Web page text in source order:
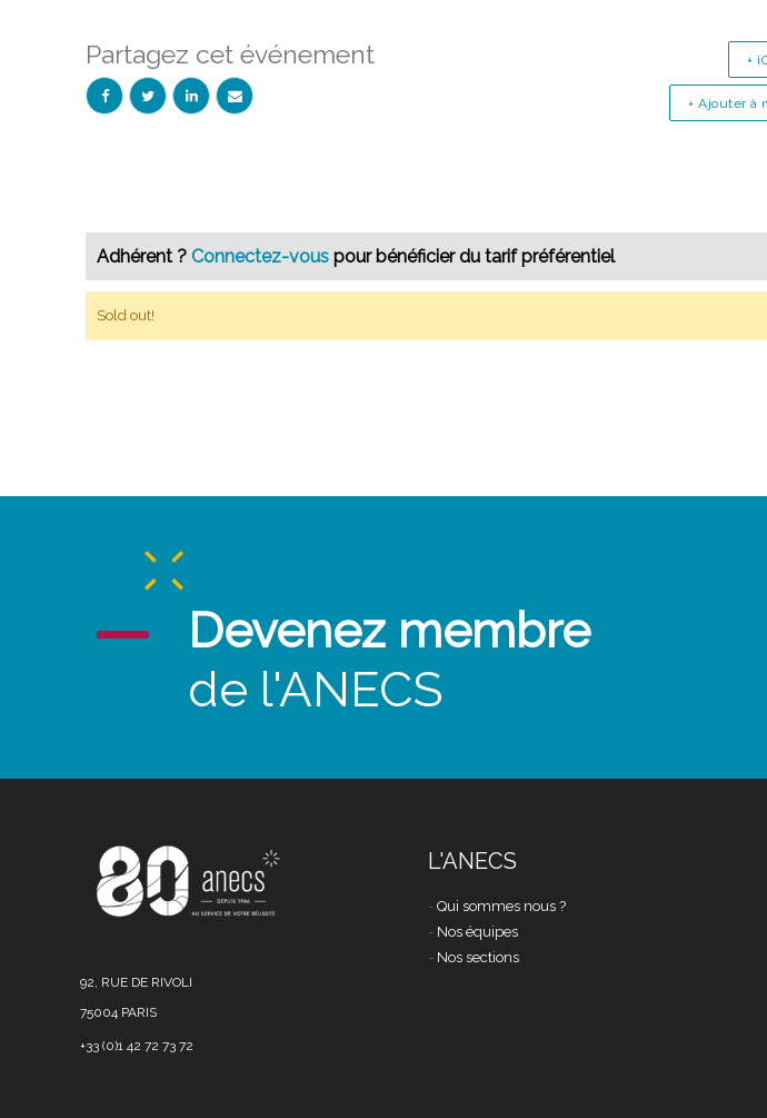
Partagez cet événement
+ Ajouter à
+
Adhérent ? Connectez-vous pour bénéficier du tarif préférentiel
Sold out!
Devenez membre
de l'ANECS
92, RUE DE RIVOLI
75004 PARIS
+33 (0)1 42 72 73 72
L'ANECS
Qui sommes nous ?
Nos équipes
Nos sections